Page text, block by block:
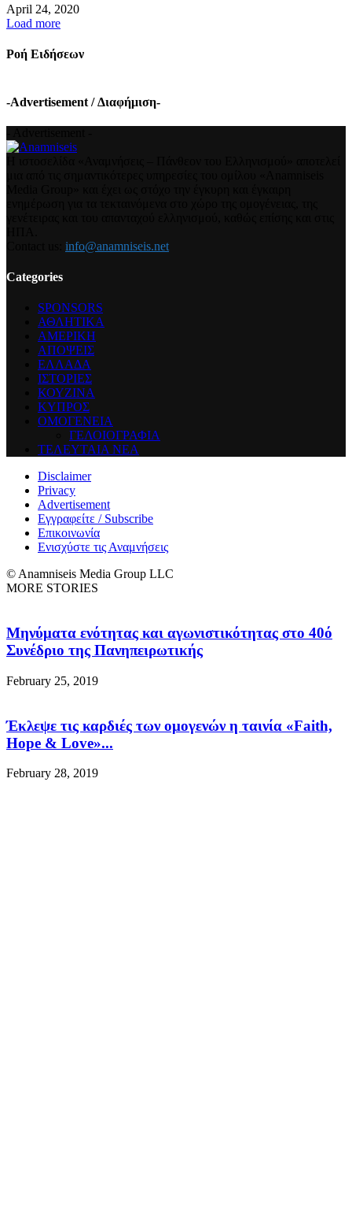
April 24, 2020
Load more
Ροή Ειδήσεων
-Advertisement / Διαφήμιση-
info@anamniseis.net
Categories
SPONSORS
ΑΘΛΗΤΙΚΑ
ΑΜΕΡΙΚΗ
ΑΠΟΨΕΙΣ
ΕΛΛΑΔΑ
ΙΣΤΟΡΙΕΣ
ΚΟΥΖΙΝΑ
ΚΥΠΡΟΣ
ΟΜΟΓΕΝΕΙΑ
ΓΕΛΟΙΟΓΡΑΦΙΑ
ΤΕΛΕΥΤΑΙΑ ΝΕΑ
Disclaimer
Privacy
Advertisement
Εγγραφείτε / Subscribe
Επικοινωνία
Ενισχύστε τις Αναμνήσεις
© Anamniseis Media Group LLC
MORE STORIES
Μηνύματα ενότητας και αγωνιστικότητας στο 40ό
Συνέδριο της Πανηπειρωτικής
February 25, 2019
Έκλεψε τις καρδιές των ομογενών η ταινία «Faith,
Hope & Love»...
February 28, 2019